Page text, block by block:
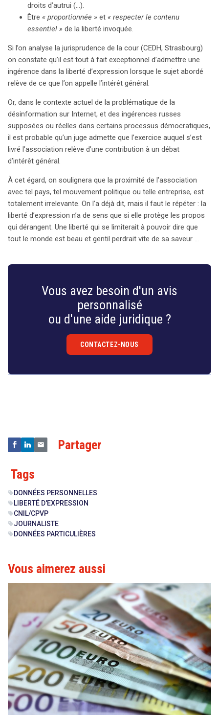
droits d’autrui (…).
Être « proportionnée » et « respecter le contenu
essentiel » de la liberté invoquée.
Si l’on analyse la jurisprudence de la cour (CEDH, Strasbourg)
on constate qu’il est tout à fait exceptionnel d’admettre une
ingérence dans la liberté d’expression lorsque le sujet abordé
relève de ce que l’on appelle l’intérêt général.
Or, dans le contexte actuel de la problématique de la
désinformation sur Internet, et des ingérences russes
supposées ou réelles dans certains processus démocratiques,
il est probable qu’un juge admette que l’exercice auquel s’est
livré l’association relève d’une contribution à un débat
d’intérêt général.
À cet égard, on soulignera que la proximité de l’association
avec tel pays, tel mouvement politique ou telle entreprise, est
totalement irrelevante. On l’a déjà dit, mais il faut le répéter : la
liberté d’expression n’a de sens que si elle protège les propos
qui dérangent. Une liberté qui se limiterait à pouvoir dire que
tout le monde est beau et gentil perdrait vite de sa saveur …
Vous avez besoin d'un avis
personnalisé
ou d'une aide juridique ?
CONTACTEZ-NOUS
Partager
Tags
sell DONNÉES PERSONNELLES
sell LIBERTÉ D'EXPRESSION
sellCNIL/CPVP
sellJOURNALISTE
sell DONNÉES PARTICULIÈRES
Vous aimerez aussi